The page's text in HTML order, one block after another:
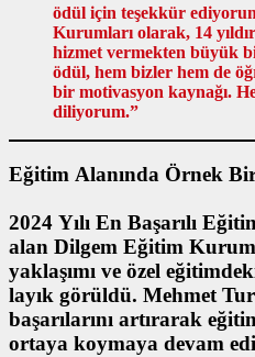
ödül için teşekkür
Kurumları olarak, 14
hizmet vermekten büyük
ödül, hem bizler hem de
bir motivasyon kaynağı.
diliyorum.”
Eğitim Alanında Örnek Bir
2024 Yılı En Başarılı
alan Dilgem Eğitim
yaklaşımı ve özel
layık görüldü. Mehmet Turan
başarılarını artırarak
ortaya koymaya devam